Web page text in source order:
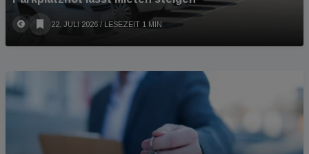
22. JULI 2026 / LESEZEIT 1 MIN